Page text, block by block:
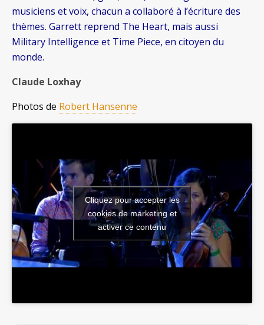
musiciens et voix, chacun a collaboré à l’écriture des
thèmes. Garrett reprend The Heart, mais aussi
Military Intelligence et Time Piece, en citoyen du
monde.
Claude Loxhay
Photos de Robert Hansenne
Cliquez pour accepter les
cookies de marketing et
activer ce contenu